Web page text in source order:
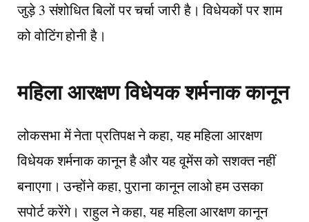
जुड़े 3 संशोधित बिलों पर चर्चा जारी है। विधेयकों पर शाम
को वोटिंग होनी है।
महिला आरक्षण विधेयक शर्मनाक कानून
लोकसभा में नेता प्रतिपक्ष ने कहा, यह महिला आरक्षण
विधेयक शर्मनाक कानून है और यह वूमेंस को सशक्त नहीं
बनाएगा। उन्होंने कहा, पुराना कानून लाओ हम उसका
सपोर्ट करेंगे। राहुल ने कहा, यह महिला आरक्षण कानून